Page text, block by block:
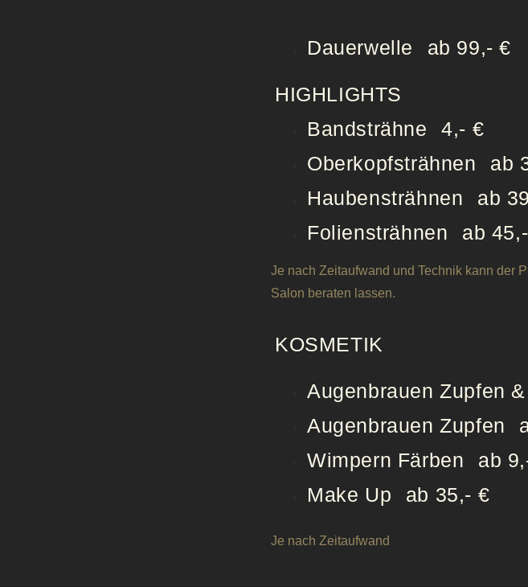
Dauerwelle ab 99,- €
HIGHLIGHTS
Bandsträhne
4,- €
Oberkopfsträhnen
ab
Haubensträhnen
ab
Foliensträhnen
ab
Je nach Zeitaufwand und Technik kann der
Salon beraten lassen.
KOSMETIK
Augenbrauen Zupfen
Augenbrauen Zupfen
Wimpern Färben
ab
Make Up
ab 35,- €
Je nach Zeitaufwand